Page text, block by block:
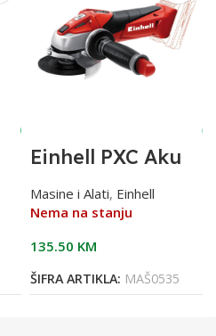
Einhell PXC Aku
TE-AG 18Li-Solo
Kutna brusilica
TE-AG 18Li-Solo
Masine i Alati, Einhell
Nema na stanju
135.50 KM
ŠIFRA ARTIKLA: MAŠ0535